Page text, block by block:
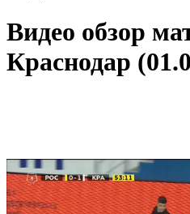
Видео обзор
Краснодар